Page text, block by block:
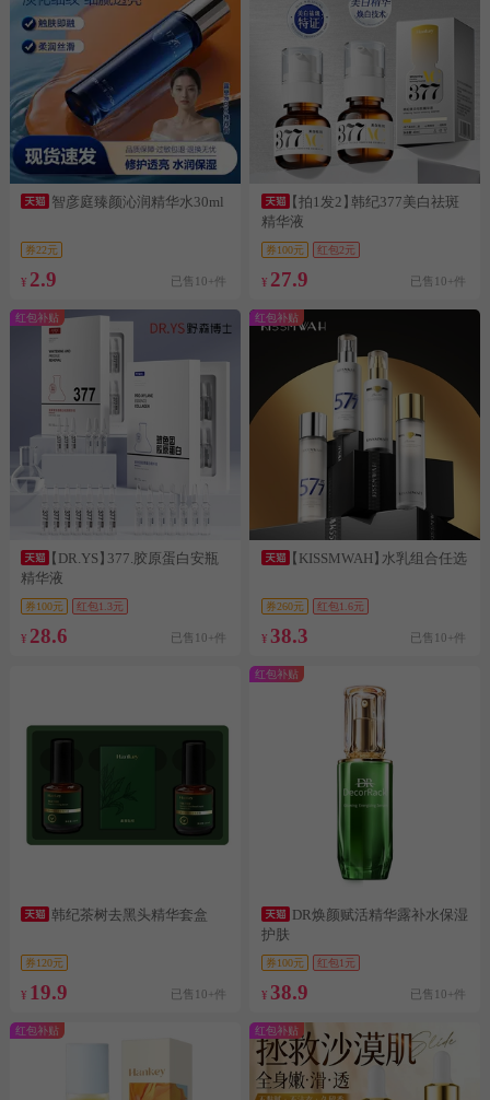
智彦庭臻颜沁润精华水30ml
券22元
¥ 2.9 已售10+件
【拍1发2】韩纪377美白祛斑
精华液
券100元 红包2元
¥ 27.9 已售10+件
红包补贴
【DR.YS】377.胶原蛋白安瓶
精华液
券100元 红包1.3元
¥ 28.6 已售10+件
红包补贴
【KISSMWAH】水乳组合任选
券260元 红包1.6元
¥ 38.3 已售10+件
韩纪茶树去黑头精华套盒
券120元
¥ 19.9 已售10+件
红包补贴
DR焕颜赋活精华露补水保湿
护肤
券100元 红包1元
¥ 38.9 已售10+件
红包补贴 红包补贴